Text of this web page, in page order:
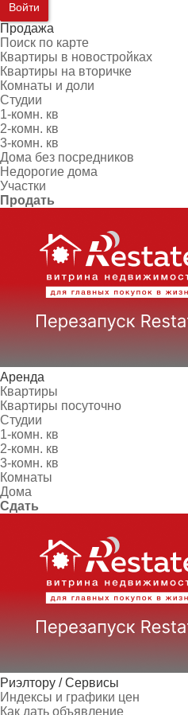
Войти
Продажа
Поиск по карте
Квартиры в новостройках
Квартиры на вторичке
Комнаты и доли
Студии
1-комн. кв
2-комн. кв
3-комн. кв
Дома без посредников
Недорогие дома
Участки
Продать
Аренда
Квартиры
Квартиры посуточно
Студии
1-комн. кв
2-комн. кв
3-комн. кв
Комнаты
Дома
Сдать
Риэлтору / Сервисы
Индексы и графики цен
Как дать объявление